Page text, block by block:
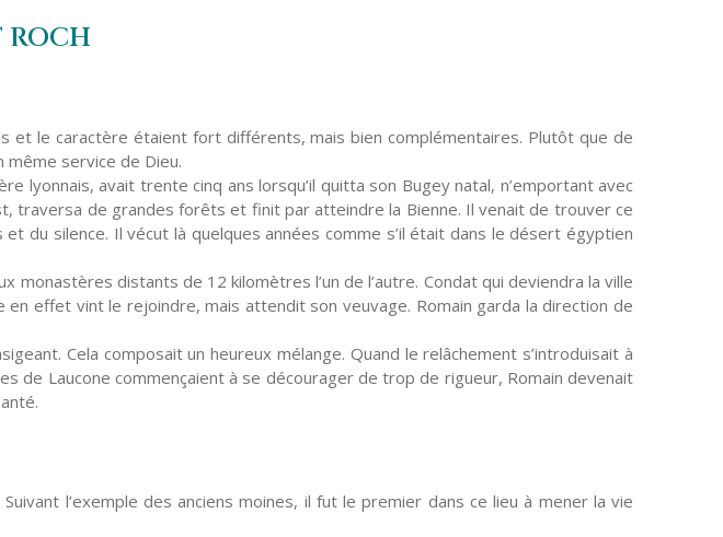
et le caractère étaient fort différents, mais bien complémentaires. Plutôt que de
même service de Dieu.
lyonnais, avait trente cinq ans lorsqu’il quitta son Bugey natal, n’emportant avec
traversa de grandes forêts et finit par atteindre la Bienne. Il venait de trouver ce
du silence. Il vécut là quelques années comme s’il était dans le désert égyptien
monastères distants de 12 kilomètres l’un de l’autre. Condat qui deviendra la ville
en effet vint le rejoindre, mais attendit son veuvage. Romain garda la direction de
Cela composait un heureux mélange. Quand le relâchement s’introduisait à
de Laucone commençaient à se décourager de trop de rigueur, Romain devenait
l’exemple des anciens moines, il fut le premier dans ce lieu à mener la vie